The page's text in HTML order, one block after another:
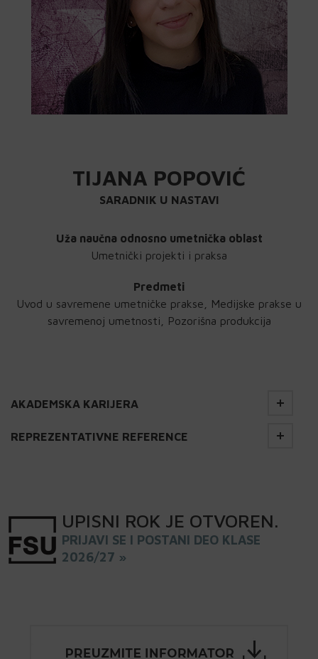
TIJANA POPOVIĆ
SARADNIK U NASTAVI
Uža naučna odnosno umetnička oblast
Umetnički projekti i praksa
Predmeti
Uvod u savremene umetničke prakse, Medijske prakse u
savremenoj umetnosti, Pozorišna produkcija
AKADEMSKA KARIJERA
REPREZENTATIVNE REFERENCE
UPISNI ROK JE OTVOREN.
PRIJAVI SE I POSTANI DEO KLASE
2026/27 »